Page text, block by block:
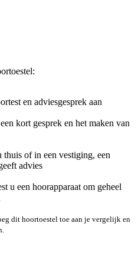
en adviesgesprek aan
kort gesprek en het maken van
of in een vestiging, een
advies
u een hoorapparaat om geheel
dit hoortoestel toe aan je vergelijk en